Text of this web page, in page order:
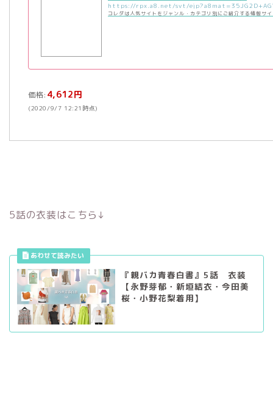
コレダは人気サイトをジャンル・カテゴリ別にご紹介する情報サ
価格: 4,612円
(2020/9/7 12:21時点)
5話の衣装はこちら↓
『親バカ青春白書』5話 衣装
【永野芽郁・新垣結衣・今田美
桜・小野花梨着用】